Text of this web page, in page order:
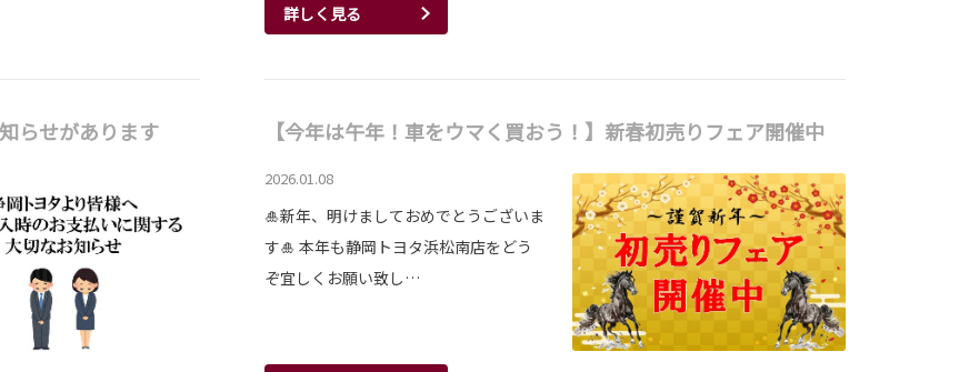
詳しく見る
らせがあります 【今年は午年！車をウマく買おう！】新春初売りフェア開催中
2026.01.08
🎍新年、明けましておめでとうございま
す🎍 本年も静岡トヨタ浜松南店をどう
ぞ宜しくお願い致し…